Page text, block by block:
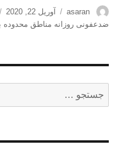
نویسنده
asaran
ارسال
شده
آوریل 22, 2020
ضدعفونی روزانه مناطق
برای: